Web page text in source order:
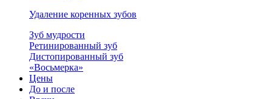
Удаление коренных зубов
Зуб мудрости
Ретинированный зуб
Дистопированный зуб
«Восьмерка»
Цены
До и после